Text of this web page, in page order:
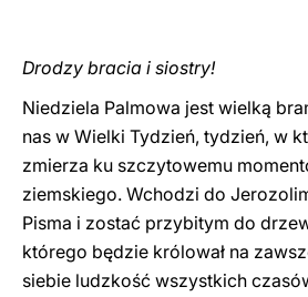
Drodzy bracia i siostry!
Niedziela Palmowa jest wielką
nas w Wielki Tydzień, tydzień, w
zmierza ku szczytowemu
ziemskiego. Wchodzi do
Pisma i zostać przybitym do
którego będzie królował na
siebie ludzkość wszystkich